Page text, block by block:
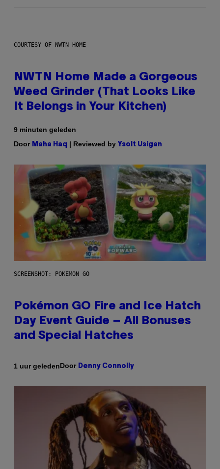
COURTESY OF NWTN HOME
NWTN Home Made a Gorgeous
Weed Grinder (That Looks Like
It Belongs in Your Kitchen)
9 minuten geleden
Door Maha Haq | Reviewed by Ysolt Usigan
SCREENSHOT: POKEMON GO
Pokémon GO Fire and Ice Hatch
Day Event Guide – All Bonuses
and Special Hatches
1 uur geledenDoor Denny Connolly